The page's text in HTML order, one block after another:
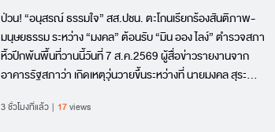
ป่วน! “อนุสรณ์ ธรรมใจ” สส.ปชน. ตะโกนเรียกร้องสันติภาพ-
มนุษยธรรม ระหว่าง “มงคล” ต้อนรับ “มิน ออง ไลง์” ตำรวจสภา
หิ้วปีกพ้นพื้นที่วานนี้วันที่ 7 ส.ค.2569 ผู้สื่อข่าวรายงานจาก
อาคารรัฐสภาว่า เกิดเหตุวุ่นวายขึ้นระหว่างที่ นายมงคล สุระ
ไลง์ ผู้นำทางการเม...
3 ชั่วโมงที่แล้ว 17views